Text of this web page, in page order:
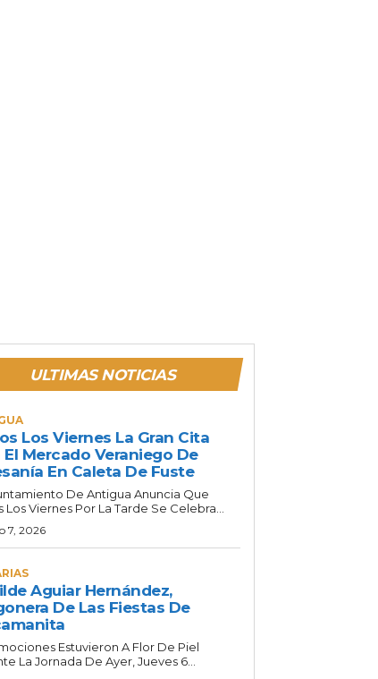
ULTIMAS NOTICIAS
Los Viernes La Gran Cita
El Mercado Veraniego De
En Caleta De Fuste
De Antigua Anuncia Que
Los Viernes Por La Tarde Se Celebra...
7, 2026
Aguiar Hernández,
De Las Fiestas De
Estuvieron A Flor De Piel
La Jornada De Ayer, Jueves 6...